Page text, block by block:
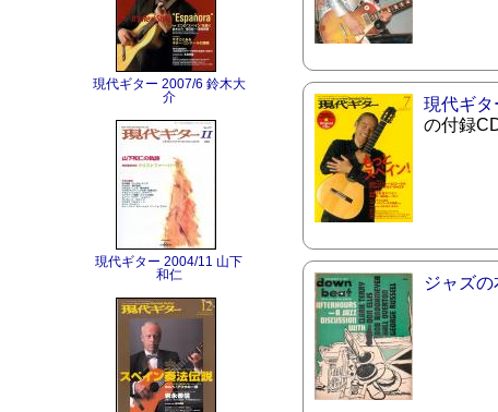
現代ギター 2007/6 鈴木大
介
現代ギター 2004/11 山下
和仁
現代ギタ
の付録
ジャズの